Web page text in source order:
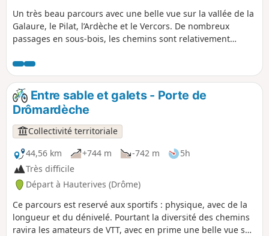
Un très beau parcours avec une belle vue sur la vallée de la
Galaure, le Pilat, l’Ardèche et le Vercors. De nombreux
passages en sous-bois, les chemins sont relativement
Entre sable et galets - Porte de
Drômardèche
Collectivité territoriale
44,56 km
+744 m -742 m
5h
Très difficile
Départ à Hauterives (Drôme)
Ce parcours est reservé aux sportifs : physique, avec de la
longueur et du dénivelé. Pourtant la diversité des chemins
ravira les amateurs de VTT, avec en prime une belle vue sur